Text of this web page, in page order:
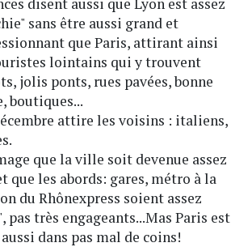
sans être aussi grand et
que Paris, attirant ainsi
lointains qui y trouvent
jolis ponts, rues pavées, bonne
boutiques...
attire les voisins : italiens,
que la ville soit devenue assez
que les abords: gares, métro à la
du Rhônexpress soient assez
pas très engageants...Mas Paris est
dans pas mal de coins!